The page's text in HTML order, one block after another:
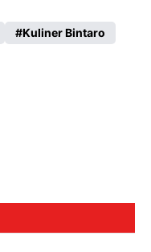
Kuliner Bintaro